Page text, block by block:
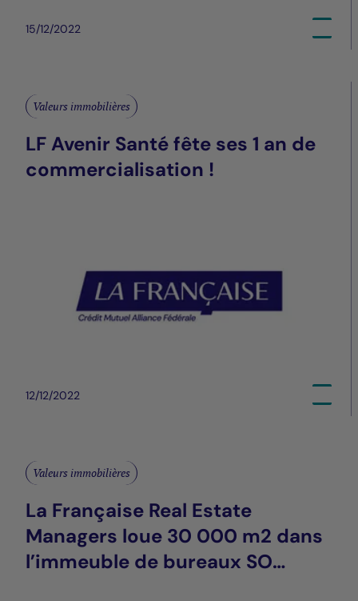
15/12/2022
Valeurs immobilières
LF Avenir Santé fête ses 1 an de
commercialisation !
12/12/2022
Valeurs immobilières
La Française Real Estate
Managers loue 30 000 m2 dans
l’immeuble de bureaux SO